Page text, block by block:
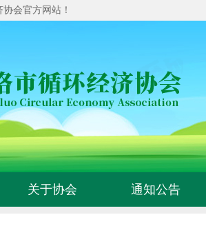
会官方网站！
关于协会 通知公告